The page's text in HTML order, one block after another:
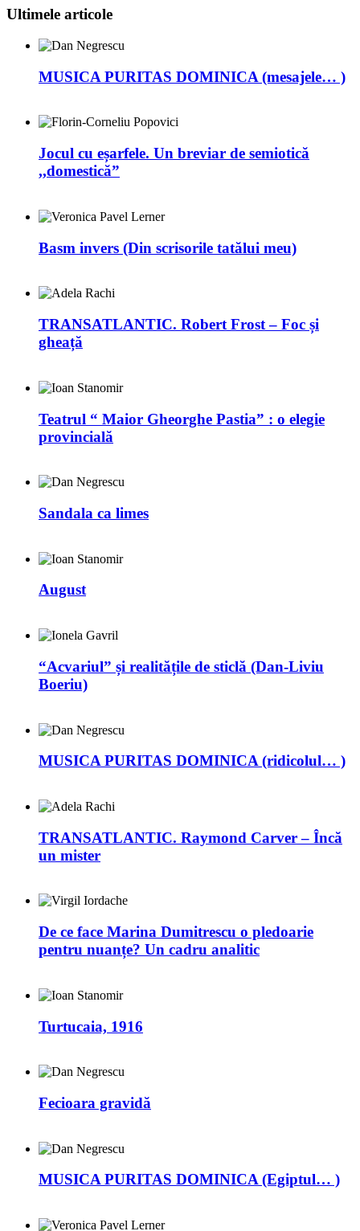
Ultimele articole
MUSICA PURITAS DOMINICA (mesajele… )
Jocul cu eșarfele. Un breviar de semiotică
,,domestică”
Basm invers (Din scrisorile tatălui meu)
TRANSATLANTIC. Robert Frost – Foc și
gheață
Teatrul “ Maior Gheorghe Pastia” : o elegie
provincială
Sandala ca limes
August
“Acvariul” și realitățile de sticlă (Dan-Liviu
Boeriu)
MUSICA PURITAS DOMINICA (ridicolul… )
TRANSATLANTIC. Raymond Carver – Încă
un mister
De ce face Marina Dumitrescu o pledoarie
pentru nuanțe? Un cadru analitic
Turtucaia, 1916
Fecioara gravidă
MUSICA PURITAS DOMINICA (Egiptul… )